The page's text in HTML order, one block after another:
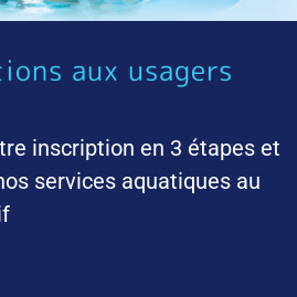
aux usagers
inscription en 3 étapes et
services aquatiques au